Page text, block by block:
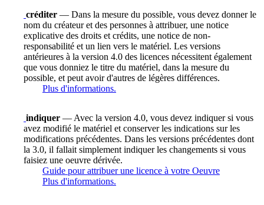
créditer — Dans la mesure du possible, vous devez donner le
nom du créateur et des personnes à attribuer, une notice
explicative des droits et crédits, une notice de non-
responsabilité et un lien vers le matériel. Les versions
antérieures à la version 4.0 des licences nécessitent également
que vous donniez le titre du matériel, dans la mesure du
possible, et peut avoir d'autres de légères différences.
Plus d'informations.
indiquer — Avec la version 4.0, vous devez indiquer si vous
avez modifié le matériel et conserver les indications sur les
modifications précédentes. Dans les versions précédentes dont
la 3.0, il fallait simplement indiquer les changements si vous
faisiez une oeuvre dérivée.
Guide pour attribuer une licence à votre Oeuvre
Plus d'informations.